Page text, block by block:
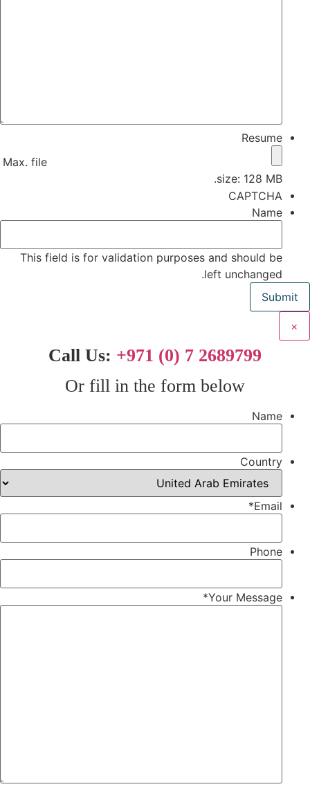
Resume
Max. file
size: 128 MB.
CAPTCHA
Name
This field is for validation purposes and should be
left unchanged.
×
Call Us: +971 (0) 7 2689799
Or fill in the form below
Name
Country
Email
*
Phone
Your Message
*